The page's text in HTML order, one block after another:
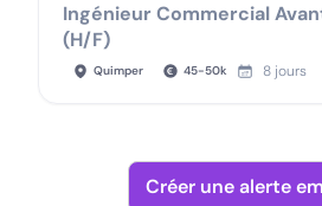
Ingénieur Commercial
(H/F)
Quimper 45-50k 8 jours
Créer une alerte